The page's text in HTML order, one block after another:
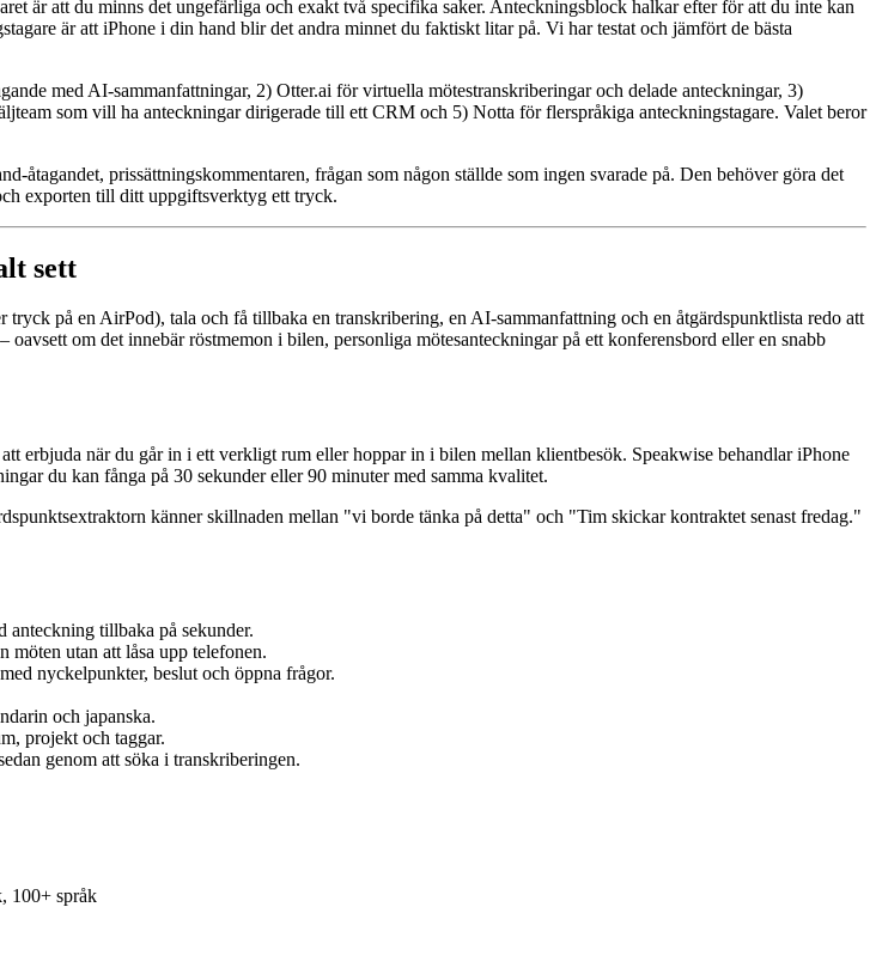
är att du minns det ungefärliga och exakt två specifika saker. Anteckningsblock halkar efter för att du inte kan
är att iPhone i din hand blir det andra minnet du faktiskt litar på. Vi har testat och jämfört de bästa
med AI-sammanfattningar, 2) Otter.ai för virtuella mötestranskriberingar och delade anteckningar, 3)
som vill ha anteckningar dirigerade till ett CRM och 5) Notta för flerspråkiga anteckningstagare. Valet beror
åtagandet, prissättningskommentaren, frågan som någon ställde som ingen svarade på. Den behöver göra det
exporten till ditt uppgiftsverktyg ett tryck.
sett
på en AirPod), tala och få tillbaka en transkribering, en AI-sammanfattning och en åtgärdspunktlista redo att
om det innebär röstmemon i bilen, personliga mötesanteckningar på ett konferensbord eller en snabb
erbjuda när du går in i ett verkligt rum eller hoppar in i bilen mellan klientbesök. Speakwise behandlar iPhone
du kan fånga på 30 sekunder eller 90 minuter med samma kvalitet.
känner skillnaden mellan "vi borde tänka på detta" och "Tim skickar kontraktet senast fredag."
anteckning tillbaka på sekunder.
möten utan att låsa upp telefonen.
nyckelpunkter, beslut och öppna frågor.
och japanska.
projekt och taggar.
genom att söka i transkriberingen.
100+ språk